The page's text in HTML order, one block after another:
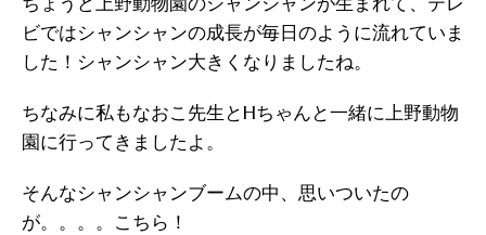
ビではシャンシャンの成長が毎日のように流れていま
した！シャンシャン大きくなりましたね。
ちなみに私もなおこ先生とHちゃんと一緒に上野動物
園に行ってきましたよ。
そんなシャンシャンブームの中、思いついたの
が。。。。こちら！